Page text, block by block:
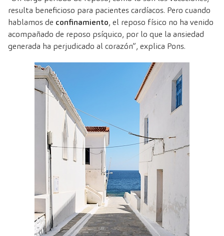
resulta beneficioso para pacientes cardíacos. Pero cuando
hablamos de confinamiento, el reposo físico no ha venido
acompañado de reposo psíquico, por lo que la ansiedad
generada ha perjudicado al corazón”, explica Pons.